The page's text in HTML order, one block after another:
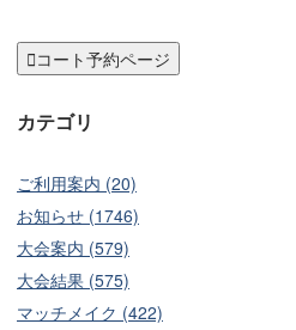
コート予約ページ
カテゴリ
ご利用案内 (20)
お知らせ (1746)
大会案内 (579)
大会結果 (575)
マッチメイク (422)